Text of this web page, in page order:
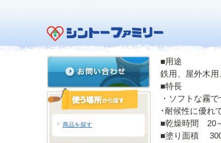
■用途
鉄用、屋外木
■特長
・ソフトな霧
･耐候性に優れ
■乾燥時間 20
■塗り面積
商品を探す